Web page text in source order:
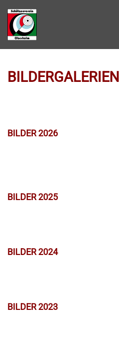
Zum Hauptinhalt springen
BILDERGALERIEN
BILDER 2026
BILDER 2025
BILDER 2024
BILDER 2023